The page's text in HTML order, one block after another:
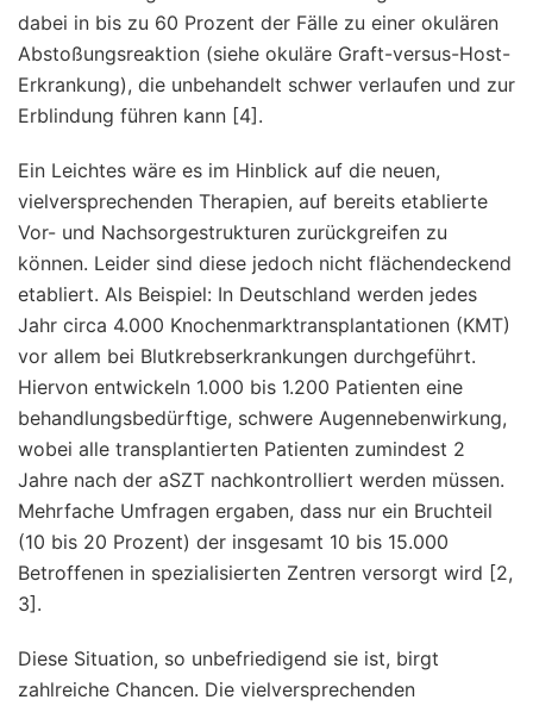
dabei in bis zu 60 Prozent der Fälle zu einer okulären
Abstoßungsreaktion (siehe okuläre Graft-versus-Host-
Erkrankung), die unbehandelt schwer verlaufen und zur
Erblindung führen kann [4].
Ein Leichtes wäre es im Hinblick auf die neuen,
vielversprechenden Therapien, auf bereits etablierte
Vor- und Nachsorgestrukturen zurückgreifen zu
können. Leider sind diese jedoch nicht flächendeckend
etabliert. Als Beispiel: In Deutschland werden jedes
Jahr circa 4.000 Knochenmarktransplantationen (KMT)
vor allem bei Blutkrebserkrankungen durchgeführt.
Hiervon entwickeln 1.000 bis 1.200 Patienten eine
behandlungsbedürftige, schwere Augennebenwirkung,
wobei alle transplantierten Patienten zumindest 2
Jahre nach der aSZT nachkontrolliert werden müssen.
Mehrfache Umfragen ergaben, dass nur ein Bruchteil
(10 bis 20 Prozent) der insgesamt 10 bis 15.000
Betroffenen in spezialisierten Zentren versorgt wird [2,
3].
Diese Situation, so unbefriedigend sie ist, birgt
zahlreiche Chancen. Die vielversprechenden